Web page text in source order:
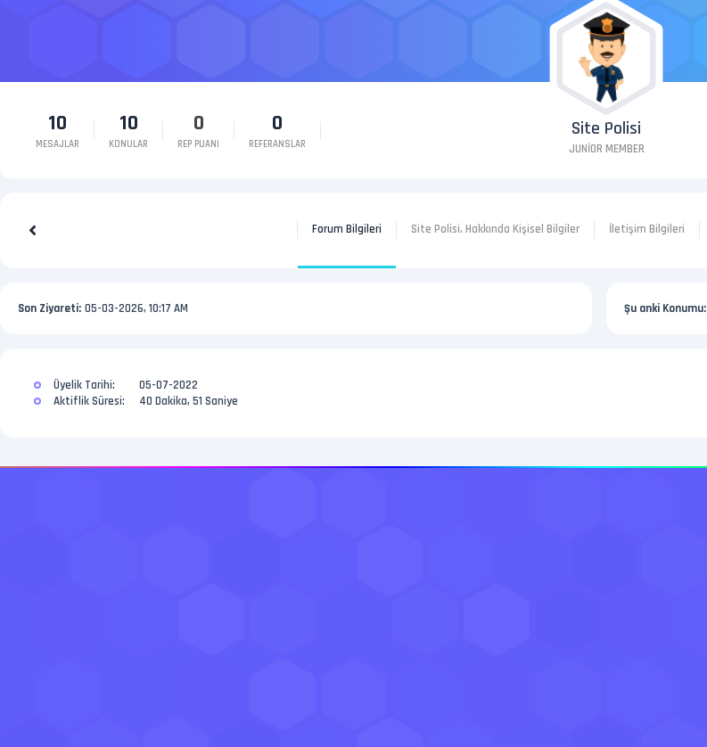
10
MESAJLAR
10
KONULAR
0
REP PUANI
0
REFERANSLAR
Site Polisi
JUNIOR MEMBER
Forum Bilgileri Site Polisi, Hakkında Kişisel Bilgiler İletişim Bilgileri
Son Ziyareti: 05-03-2026, 10:17 AM Şu anki Konumu:
Üyelik Tarihi:
05-07-2022
Aktiflik Süresi:
40 Dakika, 51 Saniye